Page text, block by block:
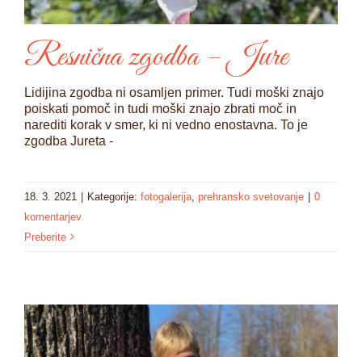
Resnična zgodba – Jure
Lidijina zgodba ni osamljen primer. Tudi moški znajo
poiskati pomoč in tudi moški znajo zbrati moč in
narediti korak v smer, ki ni vedno enostavna. To je
zgodba Jureta -
18. 3. 2021 Kategorije: fotogalerija prehransko svetovanje
0
komentarjev
Preberite